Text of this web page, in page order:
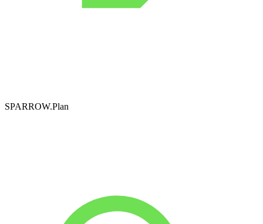
SPARROW.Plan